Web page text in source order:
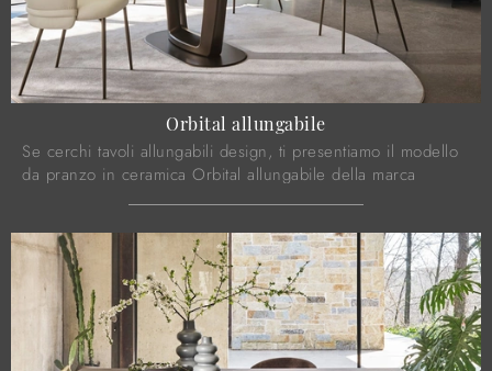
Orbital allungabile
Se cerchi tavoli allungabili design, ti presentiamo il modello
da pranzo in ceramica Orbital allungabile della marca